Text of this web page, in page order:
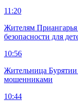
11:20
Жителям
безопасности для
10:56
Жительница Бурятии
мошенниками
10:44